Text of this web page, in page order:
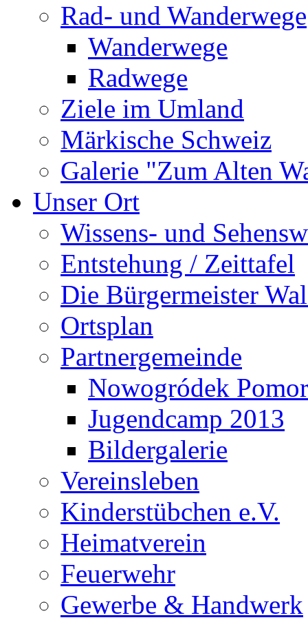
Rad- und Wanderwege
Wanderwege
Radwege
Ziele im Umland
Märkische Schweiz
Galerie "Zum Alten
Unser Ort
Wissens- und
Entstehung / Zeittafel
Die Bürgermeister
Ortsplan
Partnergemeinde
Nowogródek
Jugendcamp 2013
Bildergalerie
Vereinsleben
Kinderstübchen e.V.
Heimatverein
Feuerwehr
Gewerbe & Handwerk